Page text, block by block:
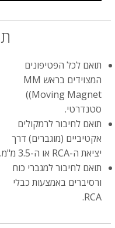
תואם לכל הפטיפונים
המצוידים בראש MM
(Moving Magnet)
סטנדרטי.
תואם לחיבור לרמקולים
אקטיביים (מוגברים) דרך
יציאת ה-RCA או ה-3.5 מ"מ.
תואם לחיבור למגברי כוח
ורסיברים באמצעות כבלי
RCA.